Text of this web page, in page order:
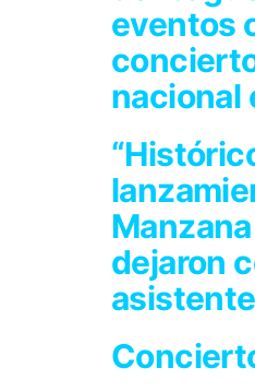
eventos
nacional
dejaron